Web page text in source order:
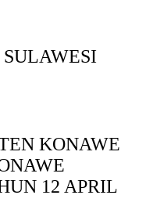
KONAWE
12 APRIL